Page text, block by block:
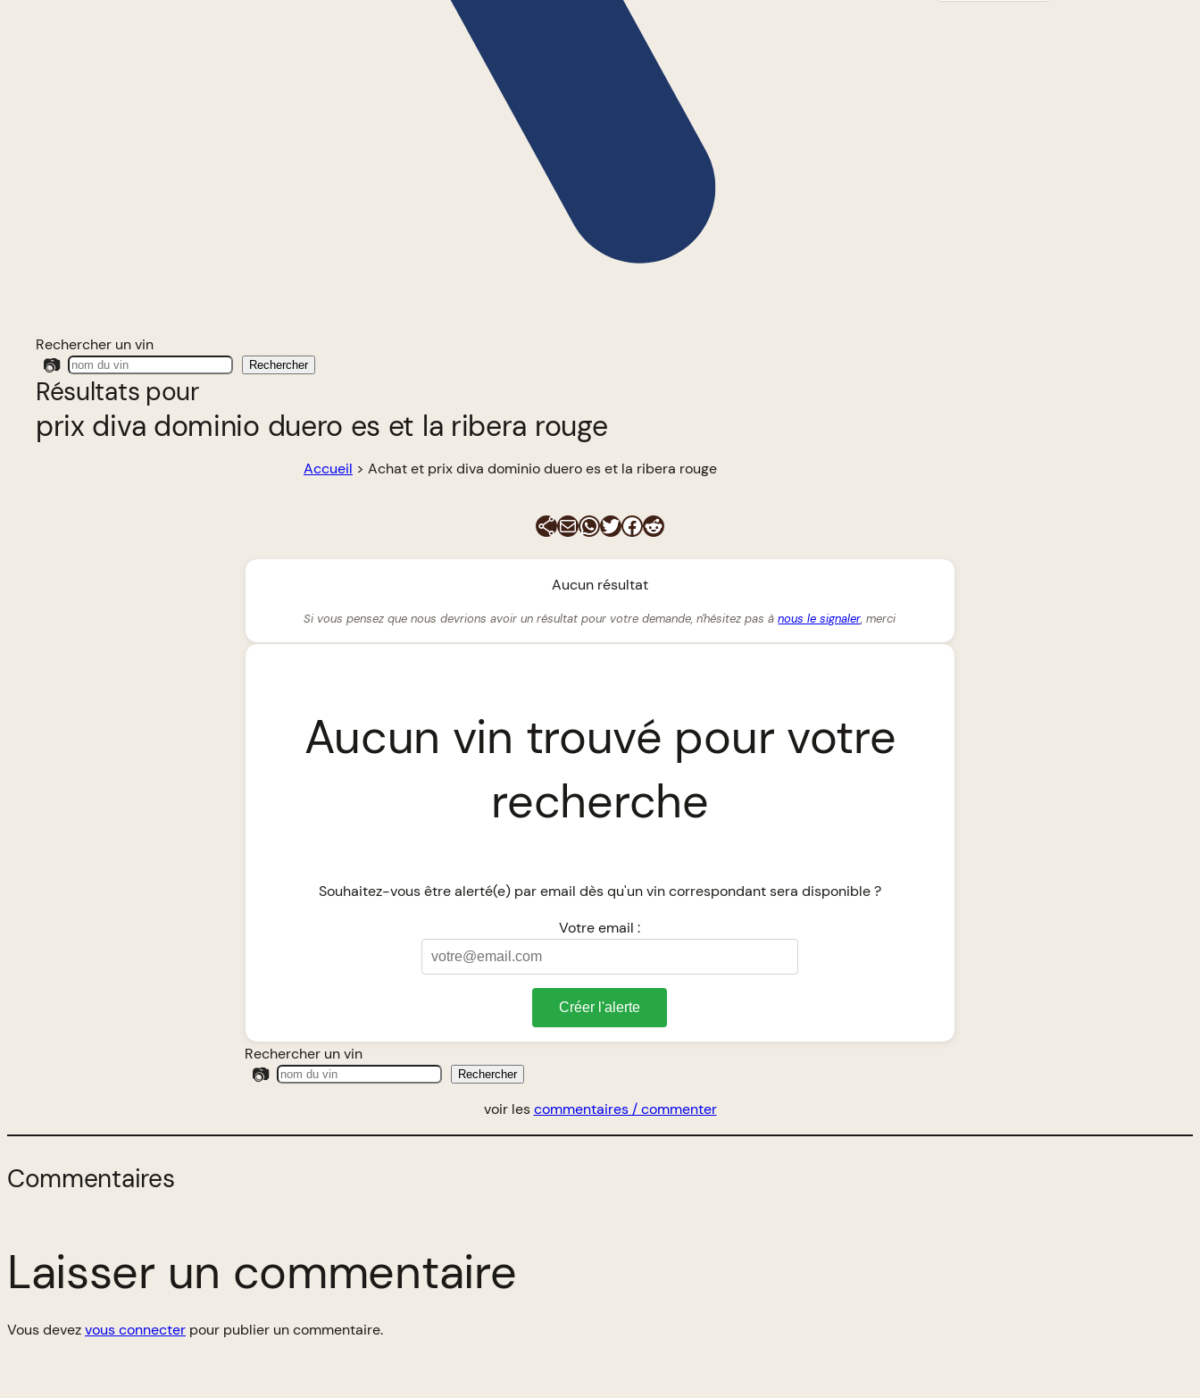
Rechercher un vin
📷 Rechercher
Résultats pour
prix diva dominio duero es et la ribera rouge
Accueil > Achat et prix diva dominio duero es et la ribera rouge
E-mailWhatsApp
Twitter
Facebook
Reddit
Aucun résultat
Si vous pensez que nous devrions avoir un résultat pour votre demande, n'hésitez pas ànous le signaler, merci
Aucun vin trouvé pour votre
recherche
Souhaitez-vous être alerté(e) par email dès qu'un vin correspondant sera disponible ?
Votre email :
Créer l'alerte
Rechercher un vin
📷 Rechercher
voir lescommentaires / commenter
Commentaires
Laisser un commentaire
Vous devezvous connecter pour publier un commentaire.